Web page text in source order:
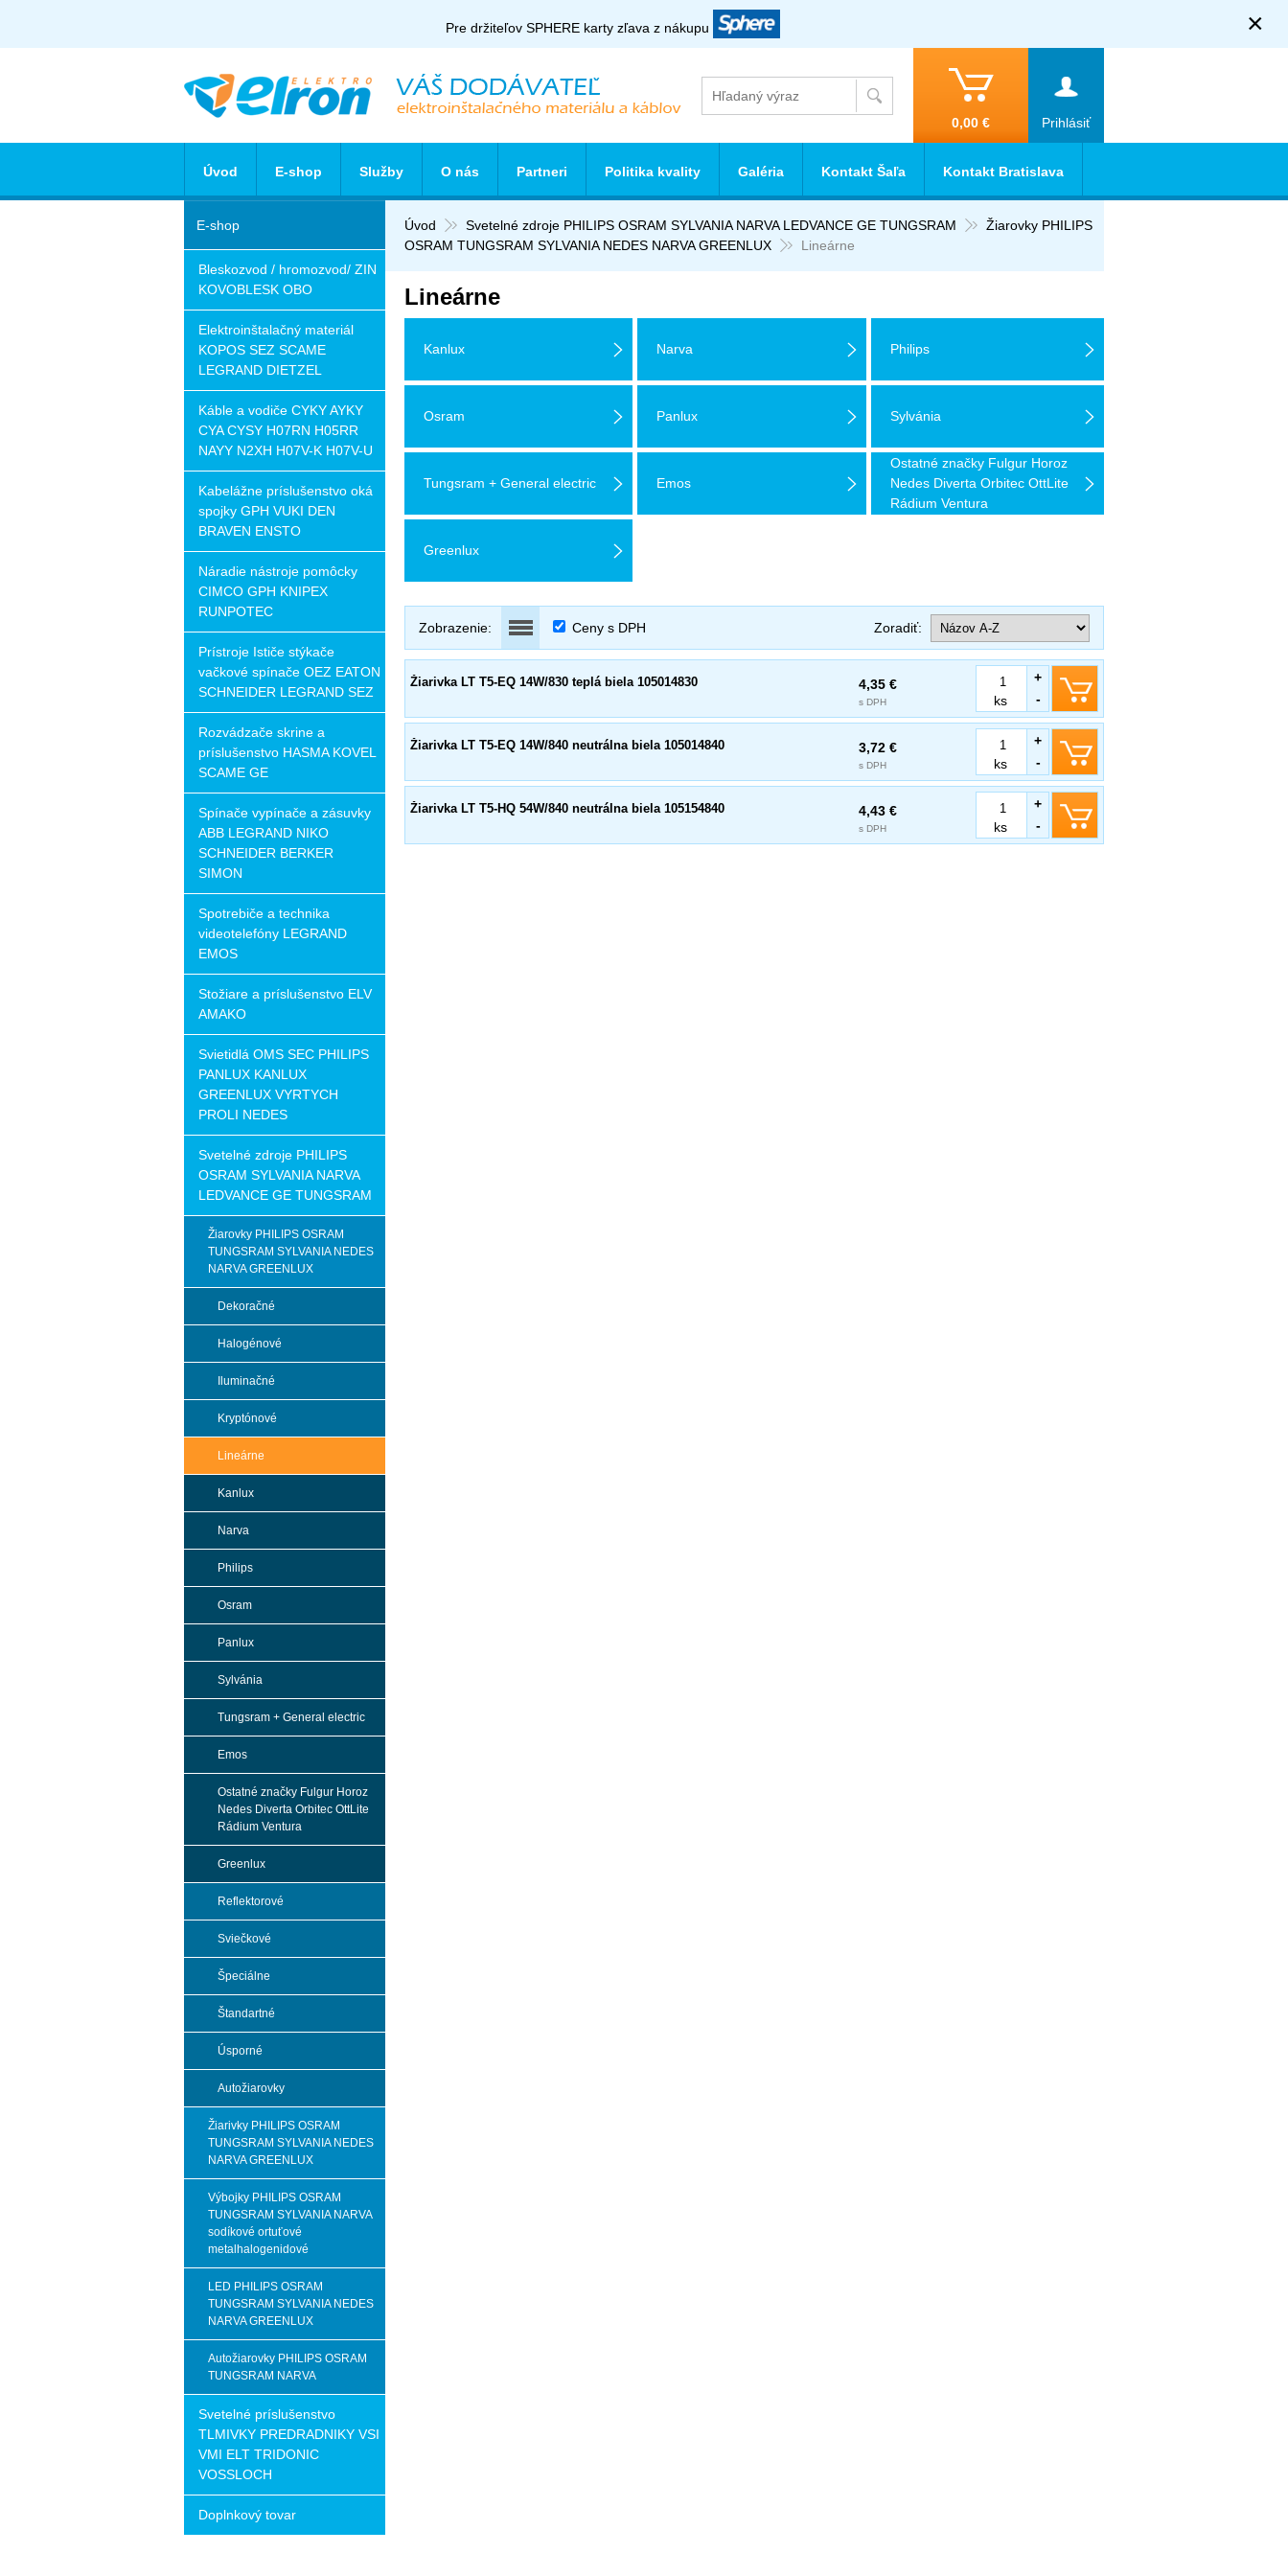
Pre držiteľov SPHERE karty zľava z nákupu ×
Prihlásiť
0,00 €
Úvod Svetelné zdroje PHILIPS OSRAM SYLVANIA NARVA LEDVANCE GE TUNGSRAM
Žiarovky PHILIPS
OSRAM TUNGSRAM SYLVANIA NEDES NARVA GREENLUX
Lineárne
Lineárne
Kanlux Narva Philips
Osram Panlux Sylvánia
Tungsram + General electric Emos
Ostatné značky Fulgur Horoz
Nedes Diverta Orbitec OttLite
Rádium Ventura
Greenlux
Zobrazenie: Ceny s DPH Zoradiť:
Žiarivka LT T5-EQ 14W/830 teplá biela 105014830 4,35 €
s DPH -
ks
+
Žiarivka LT T5-EQ 14W/840 neutrálna biela 105014840 3,72 €
s DPH -
ks
+
Žiarivka LT T5-HQ 54W/840 neutrálna biela 105154840 4,43 €
s DPH -
ks
+
E-shop
Bleskozvod / hromozvod/ ZIN
KOVOBLESK OBO
Elektroinštalačný materiál
KOPOS SEZ SCAME
LEGRAND DIETZEL
Káble a vodiče CYKY AYKY
CYA CYSY H07RN H05RR
NAYY N2XH H07V-K H07V-U
Kabelážne príslušenstvo oká
spojky GPH VUKI DEN
BRAVEN ENSTO
Náradie nástroje pomôcky
CIMCO GPH KNIPEX
RUNPOTEC
Prístroje Ističe stýkače
vačkové spínače OEZ EATON
SCHNEIDER LEGRAND SEZ
Rozvádzače skrine a
príslušenstvo HASMA KOVEL
SCAME GE
Spínače vypínače a zásuvky
ABB LEGRAND NIKO
SCHNEIDER BERKER
SIMON
Spotrebiče a technika
videotelefóny LEGRAND
EMOS
Stožiare a príslušenstvo ELV
AMAKO
Svietidlá OMS SEC PHILIPS
PANLUX KANLUX
GREENLUX VYRTYCH
PROLI NEDES
Svetelné zdroje PHILIPS
OSRAM SYLVANIA NARVA
LEDVANCE GE TUNGSRAM
Žiarovky PHILIPS OSRAM
TUNGSRAM SYLVANIA NEDES
NARVA GREENLUX
Dekoračné
Halogénové
Iluminačné
Kryptónové
Lineárne
Kanlux
Narva
Philips
Osram
Panlux
Sylvánia
Tungsram + General electric
Emos
Ostatné značky Fulgur Horoz
Nedes Diverta Orbitec OttLite
Rádium Ventura
Greenlux
Reflektorové
Sviečkové
Špeciálne
Štandartné
Úsporné
Autožiarovky
Žiarivky PHILIPS OSRAM
TUNGSRAM SYLVANIA NEDES
NARVA GREENLUX
Výbojky PHILIPS OSRAM
TUNGSRAM SYLVANIA NARVA
sodíkové ortuťové
metalhalogenidové
LED PHILIPS OSRAM
TUNGSRAM SYLVANIA NEDES
NARVA GREENLUX
Autožiarovky PHILIPS OSRAM
TUNGSRAM NARVA
Svetelné príslušenstvo
TLMIVKY PREDRADNIKY VSI
VMI ELT TRIDONIC
VOSSLOCH
Doplnkový tovar
Úvod E-shop Služby O nás Partneri Politika kvality Galéria Kontakt Šaľa Kontakt Bratislava